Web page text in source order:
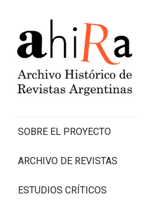
SOBRE EL PROYECTO
ARCHIVO DE REVISTAS
ESTUDIOS CRÍTICOS